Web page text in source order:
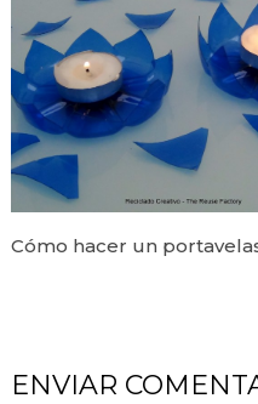
Cómo hacer un
ENVIAR